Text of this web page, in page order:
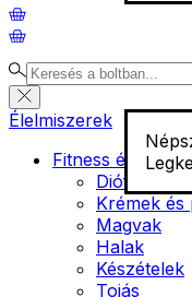
Élelmiszerek
Fitness
Diófélék
Krémek és
Magvak
Halak
Készételek
Tojás